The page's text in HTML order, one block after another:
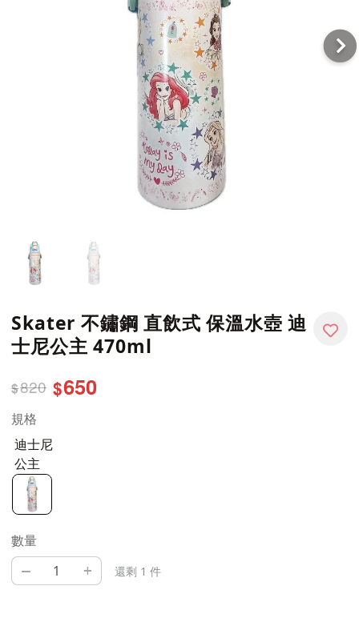
Skater 不鏽鋼 直飲式 保溫水壺 迪
士尼公主 470ml
$820 $650
規格
迪士尼
公主
數量
– + 還剩 1 件